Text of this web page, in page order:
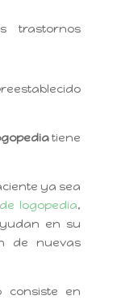
trastornos
tiene
ya sea
logopedia,
en su
de nuevas
consiste en